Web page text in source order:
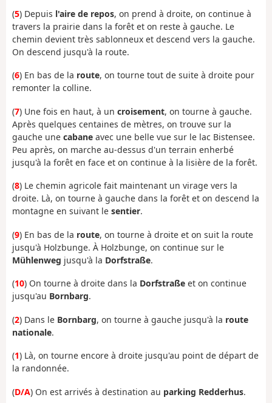
(5) Depuis l'aire de repos, on prend à droite, on continue à
travers la prairie dans la forêt et on reste à gauche. Le
chemin devient très sablonneux et descend vers la gauche.
On descend jusqu'à la route.
(6) En bas de la route, on tourne tout de suite à droite pour
remonter la colline.
(7) Une fois en haut, à un croisement, on tourne à gauche.
Après quelques centaines de mètres, on trouve sur la
gauche une cabane avec une belle vue sur le lac Bistensee.
Peu après, on marche au-dessus d'un terrain enherbé
jusqu'à la forêt en face et on continue à la lisière de la forêt.
(8) Le chemin agricole fait maintenant un virage vers la
droite. Là, on tourne à gauche dans la forêt et on descend la
montagne en suivant le sentier.
(9) En bas de la route, on tourne à droite et on suit la route
jusqu'à Holzbunge. À Holzbunge, on continue sur le
Mühlenweg jusqu'à la Dorfstraße.
(10) On tourne à droite dans la Dorfstraße et on continue
jusqu'au Bornbarg.
(2) Dans le Bornbarg, on tourne à gauche jusqu'à la route
nationale.
(1) Là, on tourne encore à droite jusqu'au point de départ de
la randonnée.
(D/A) On est arrivés à destination au parking Redderhus.